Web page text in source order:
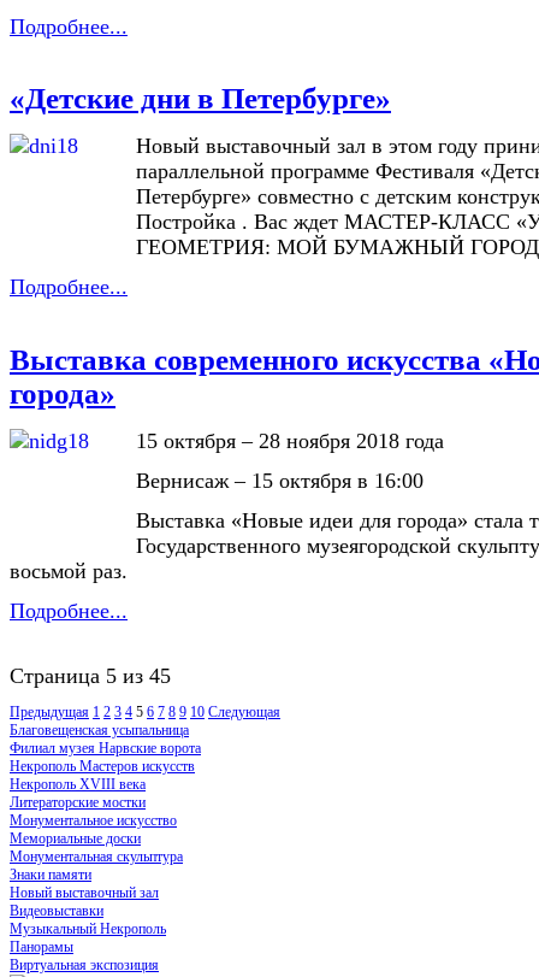
Подробнее...
«Детские дни в Петербурге»
Новый выставочный зал в этом году
параллельной программе Фестиваля
Петербурге» совместно с детским
Постройка . Вас ждет МАСТЕР-КЛАСС
ГЕОМЕТРИЯ: МОЙ БУМАЖНЫЙ
Подробнее...
Выставка современного искусства
города»
15 октября – 28 ноября 2018 года
Вернисаж – 15 октября в 16:00
Выставка «Новые идеи для города» стала
Государственного музеягородской
восьмой раз.
Подробнее...
Страница 5 из 45
Предыдущая 1 2 3 4 5 6 7 8 9 10 Следующая
Благовещенская усыпальница
Филиал музея Нарвские ворота
Некрополь Мастеров искусств
Некрополь XVIII века
Литераторские мостки
Монументальное искусство
Мемориальные доски
Монументальная скульптура
Знаки памяти
Новый выставочный зал
Видеовыставки
Музыкальный Некрополь
Панорамы
Виртуальная экспозиция